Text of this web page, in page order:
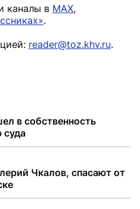
каналы в MAX,
.
reader@toz.khv.ru.
в собственность
суда
Чкалов, спасают от